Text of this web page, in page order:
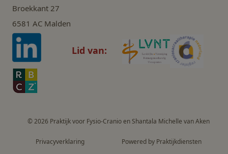
Broekkant 27
6581 AC Malden
Lid van:
© 2026 Praktijk voor Fysio-Cranio en Shantala Michelle van Aken
Privacy­verkla­ring Power­ed by Praktijkdiensten